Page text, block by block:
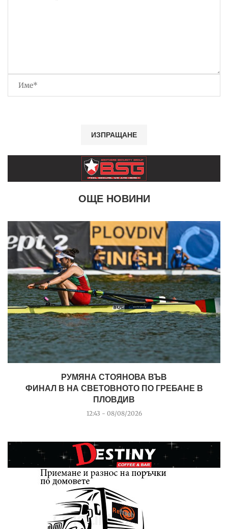
ОЩЕ НОВИНИ
РУМЯНА СТОЯНОВА ВЪВ
ФИНАЛ B НА СВЕТОВНОТО ПО ГРЕБАНЕ В
ПЛОВДИВ
12:43 - 08/08/2026